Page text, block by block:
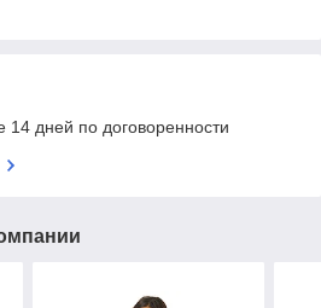
14 дней по договоренности